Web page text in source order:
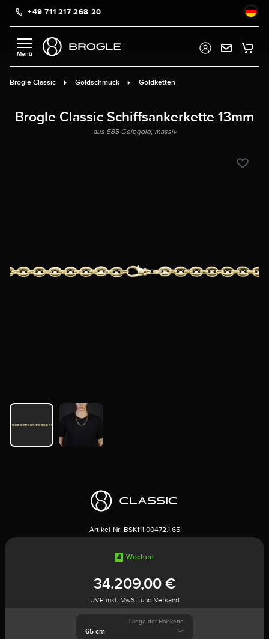
springen
+49 711 217 268 20
Brogle Classic Goldschmuck Goldketten
Brogle Classic Schiffsankerkette 13mm
aus 585 Gelbgold, massiv
Artikel-Nr: BSK111.00472.1.65
4 Wochen
34.209,00 €
UVP inkl. MwSt. und Versand
Länge der Halskette